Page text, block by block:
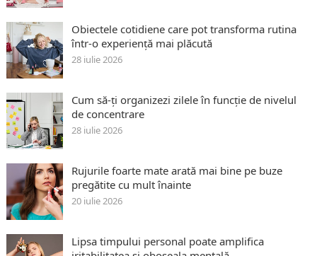
Obiectele cotidiene care pot transforma rutina
într-o experiență mai plăcută
28 iulie 2026
Cum să-ți organizezi zilele în funcție de nivelul
de concentrare
28 iulie 2026
Rujurile foarte mate arată mai bine pe buze
pregătite cu mult înainte
20 iulie 2026
Lipsa timpului personal poate amplifica